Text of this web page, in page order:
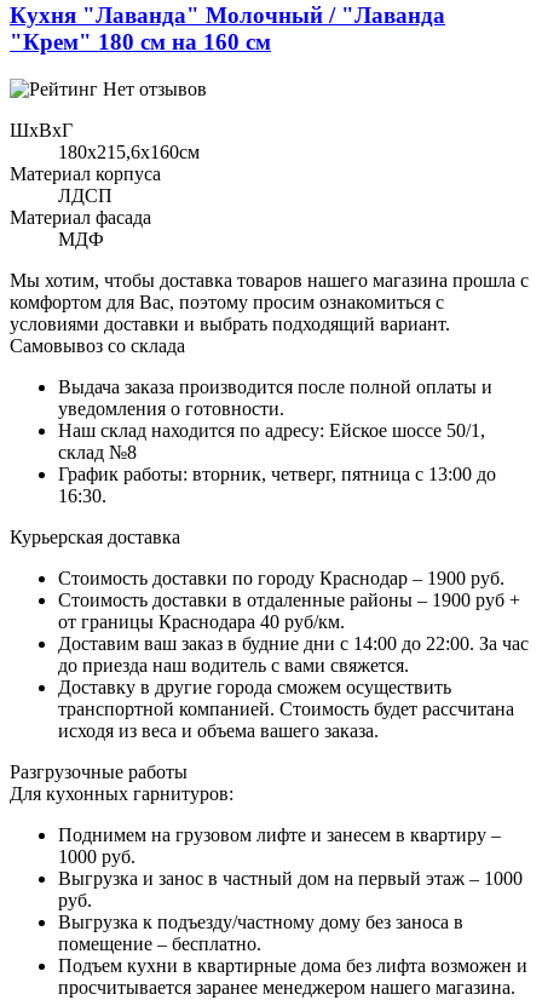
Кухня "Лаванда" Молочный / "Лаванда
"Крем" 180 см на 160 см
Нет отзывов
ШхВхГ
180x215,6х160см
Материал корпуса
ЛДСП
Материал фасада
МДФ
Мы хотим, чтобы доставка товаров нашего магазина прошла с
комфортом для Вас, поэтому просим ознакомиться с
условиями доставки и выбрать подходящий вариант.
Самовывоз со склада
Выдача заказа производится после полной оплаты и
уведомления о готовности.
Наш склад находится по адресу: Ейское шоссе 50/1,
склад №8
График работы: вторник, четверг, пятница с 13:00 до
16:30.
Курьерская доставка
Стоимость доставки по городу Краснодар – 1900 руб.
Стоимость доставки в отдаленные районы – 1900 руб +
от границы Краснодара 40 руб/км.
Доставим ваш заказ в будние дни с 14:00 до 22:00. За час
до приезда наш водитель с вами свяжется.
Доставку в другие города сможем осуществить
транспортной компанией. Стоимость будет рассчитана
исходя из веса и объема вашего заказа.
Разгрузочные работы
Для кухонных гарнитуров:
Поднимем на грузовом лифте и занесем в квартиру –
1000 руб.
Выгрузка и занос в частный дом на первый этаж – 1000
руб.
Выгрузка к подъезду/частному дому без заноса в
помещение – бесплатно.
Подъем кухни в квартирные дома без лифта возможен и
просчитывается заранее менеджером нашего магазина.